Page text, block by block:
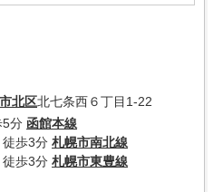
北区北七条西６丁目1-22
5分 函館本線
徒歩3分 札幌市南北線
徒歩3分 札幌市東豊線